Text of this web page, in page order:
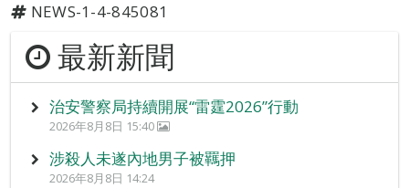
NEWS-1-4-845081
最新新聞
治安警察局持續開展“雷霆2026”行動
2026年8月8日 15:40
涉殺人未遂內地男子被羈押
2026年8月8日 14:24